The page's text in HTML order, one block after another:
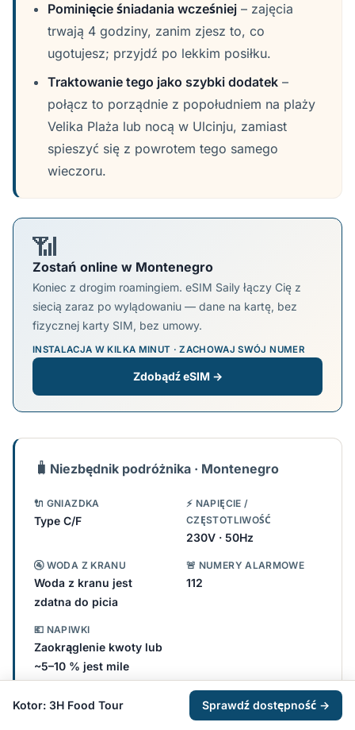
Pominięcie śniadania wcześniej – zajęcia
trwają 4 godziny, zanim zjesz to, co
ugotujesz; przyjdź po lekkim posiłku.
Traktowanie tego jako szybki dodatek –
połącz to porządnie z popołudniem na plaży
Velika Plaża lub nocą w Ulcinju, zamiast
spieszyć się z powrotem tego samego
wieczoru.
📶
Zostań online w Montenegro
Koniec z drogim roamingiem. eSIM Saily łączy Cię z
siecią zaraz po wylądowaniu — dane na kartę, bez
fizycznej karty SIM, bez umowy.
INSTALACJA W KILKA MINUT · ZACHOWAJ SWÓJ NUMER
Zdobądź eSIM →
🧳 Niezbędnik podróżnika · Montenegro
🔌 GNIAZDKA
Type C/F
⚡ NAPIĘCIE /
CZĘSTOTLIWOŚĆ
230V · 50Hz
🚰 WODA Z KRANU
Woda z kranu jest
zdatna do picia
🚨 NUMERY ALARMOWE
112
💶 NAPIWKI
Zaokrąglenie kwoty lub
~5–10 % jest mile
widziane
Sprawdź, czy potrzebujesz adaptera →
Kotor: 3H Food Tour Sprawdź dostępność →